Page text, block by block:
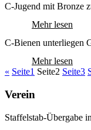
C-Jugend mit Bronze
Mehr lesen
C-Bienen unterliegen
Mehr lesen
« Seite1 Seite2 Seite3
Verein
Staffelstab-Übergabe